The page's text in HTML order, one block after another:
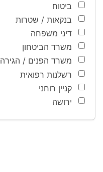
ביטוח
בנקאות / שטרות
דיני משפחה
משרד הביטחון
משרד הפנים / הגירה
רשלנות רפואית
קניין רוחני
ירושה